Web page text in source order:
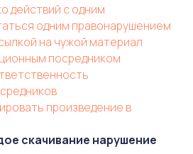
действий с одним
одним правонарушением
на чужой материал
посредником
произведение в
скачивание нарушение